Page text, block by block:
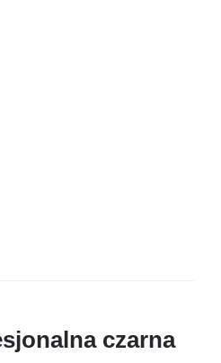
czarna